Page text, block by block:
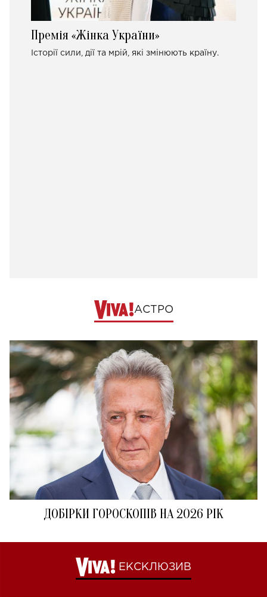
Премія «Жінка України»
Історії сили, дії та мрій, які змінюють країну.
АСТРО
ДОБІРКИ ГОРОСКОПІВ НА 2026 РІК
ЕКСКЛЮЗИВ